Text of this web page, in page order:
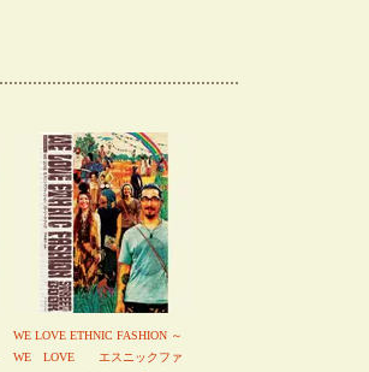
WE LOVE ETHNIC FASHION ～
WE LOVE エスニックファ